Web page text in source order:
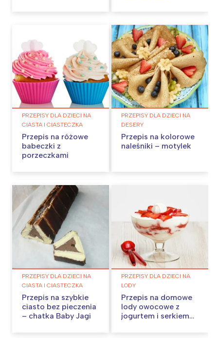
PRZEPISY DLA DZIECI NA
CIASTA I CIASTECZKA
Przepis na różowe
babeczki z
porzeczkami
PRZEPISY DLA DZIECI NA
DESERY
Przepis na kolorowe
naleśniki – motylek
PRZEPISY DLA DZIECI NA
CIASTA I CIASTECZKA
Przepis na szybkie
ciasto bez pieczenia
– chatka Baby Jagi
PRZEPISY DLA DZIECI NA
LODY
Przepis na domowe
lody owocowe z
jogurtem i serkiem